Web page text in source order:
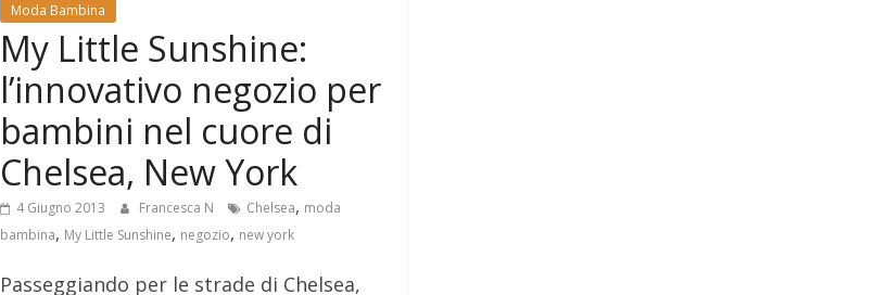
Moda Bambina
My Little Sunshine:
l’innovativo negozio per
bambini nel cuore di
Chelsea, New York
4 Giugno 2013 Francesca N Chelsea, moda
bambina, My Little Sunshine, negozio, new york
Passeggiando per le strade di Chelsea,